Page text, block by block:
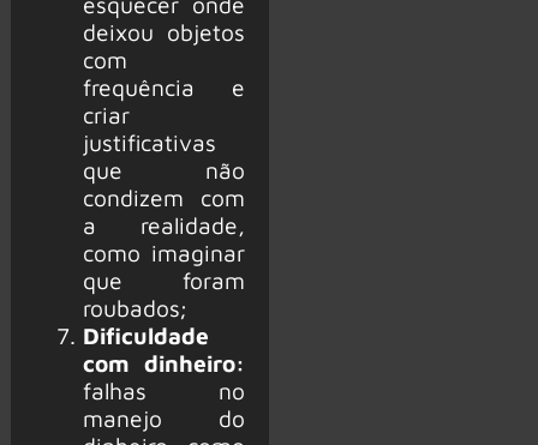
deixou objetos
com
frequência e
criar
justificativas
que não
condizem com
a realidade,
como imaginar
que foram
roubados;
Dificuldade
com dinheiro:
falhas no
manejo do